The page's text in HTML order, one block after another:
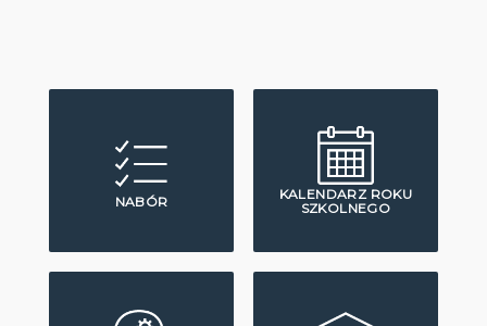
NABÓR
KALENDARZ ROKU
SZKOLNEGO